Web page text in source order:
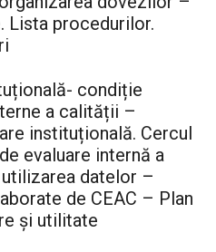
Lista procedurilor.
condiție
a calității –
instituțională. Cercul
evaluare internă a
datelor –
de CEAC – Plan
și utilitate